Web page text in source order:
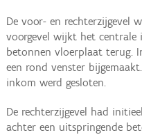
De voor- en rechterzijgevel
voorgevel wijkt het centrale
betonnen vloerplaat terug.
een rond venster
inkom werd gesloten.
De rechterzijgevel had
achter een uitspringende